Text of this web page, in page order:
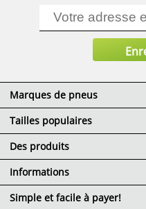
Marques de pneus
Tailles populaires
Des produits
Informations
Simple et facile à payer!